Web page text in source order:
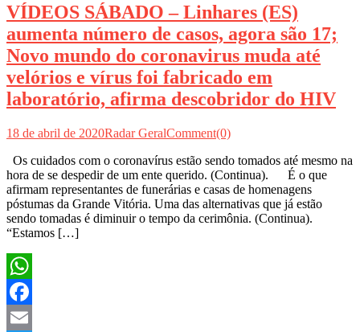
VÍDEOS SÁBADO – Linhares (ES)
aumenta número de casos, agora são 17;
Novo mundo do coronavirus muda até
velórios e vírus foi fabricado em
laboratório, afirma descobridor do HIV
18 de abril de 2020Radar GeralComment(0)
Os cuidados com o coronavírus estão sendo tomados até mesmo na
hora de se despedir de um ente querido. (Continua). É o que
afirmam representantes de funerárias e casas de homenagens
póstumas da Grande Vitória. Uma das alternativas que já estão
sendo tomadas é diminuir o tempo da cerimônia. (Continua).
“Estamos […]
WhatsApp
Facebook